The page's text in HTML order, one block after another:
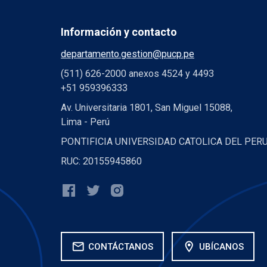
Información y contacto
departamento.gestion@pucp.pe
(511) 626-2000 anexos 4524 y 4493
+51 959396333
Av. Universitaria 1801, San Miguel 15088,
Lima - Perú
PONTIFICIA UNIVERSIDAD CATOLICA DEL
RUC: 20155945860
mail CONTÁCTANOS location_on UBÍCANOS